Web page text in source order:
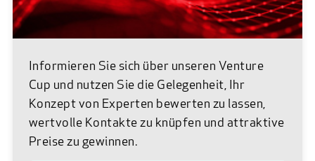
Informieren Sie sich über unseren Venture
Cup und nutzen Sie die Gelegenheit, Ihr
Konzept von Experten bewerten zu lassen,
wertvolle Kontakte zu knüpfen und attraktive
Preise zu gewinnen.